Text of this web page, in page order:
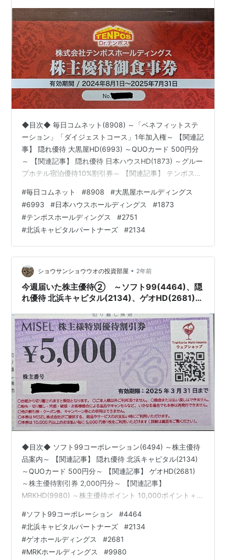
れ優待 北浜CP(2134)～
◆目次◆ 毎日コムネット(8908) ～「ベネフィットステ
ーション」「ダイジェストコース」1年加入権～ 【関連記
事】 隠れ優待 大黒屋HD(6993) ～QUOカード 500円分
～ 【関連記事】 隠れ優待 日本ハウスHD(1873) ～グルー
プホテル宿泊優待10%割引券～ 【関連記事】 テンポス
隠れ優待 北浜CP(2134) ～QUOカード 500円分～ 【関連
記事】 ブログをご覧頂き、ありがとうございます。
shousanshouuoは、 中小型バリュー株偏重長期投資スタ
ンスの兼業投資家です。 今週も優待がいくつか届いてい
ま…
#毎日コムネット #8908 #大黒屋ホールディングス
#6993 #日本ハウスホールディングス #1873
#テンポスホールディングス #2751
#北浜キャピタルパートナーズ #2134
ショウサンショウウオの投資部屋 • 2年前
今週届いた株主優待② ～ソフト99(4464)、隠
れ優待 北浜キャピタル(2134)、ゲオHD(2681)、
◆目次◆ ソフト99コーポレーション(6494) ～株主優待
品案内～ 【関連記事】 隠れ優待 北浜キャピタル(2134)
～QUOカード 500円分～ 【関連記事】 ゲオHD(2681)
～株主優待割引券 2,000円分～ 【関連記事】
MRKHD(9980) ～株主優待ポイント 10,000ポイント＋
QUOカード 1,000円分＋優待券送付依頼書～ 【関連記
事】 ブログをご覧頂き、ありがとうございます。
shousanshouuoは、 中小型バリュー株偏重長期投資スタ
ンスの兼業投資家です。 昨日届いた優待品の紹介が、何
#ソフト99コーポレーション #4464
#北浜キャピタルパートナーズ #2134
#ゲオホールディングス #2681
#MRKホールディングス #9980